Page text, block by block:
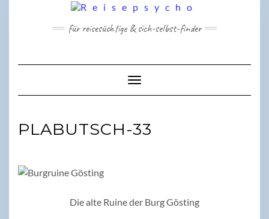
für reisesüchtige & sich-selbst-finder
Toggle Navigation
PLABUTSCH-33
Die alte Ruine der Burg Gösting